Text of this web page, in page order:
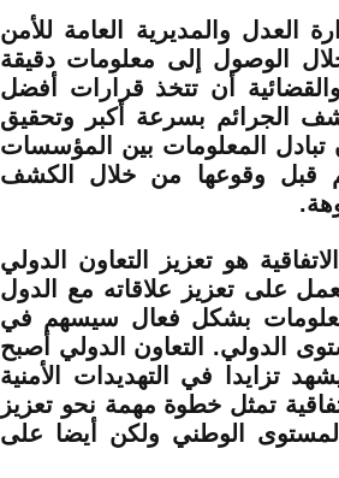
العدل والمديرية العامة للأمن
الوصول إلى معلومات دقيقة
أن تتخذ قرارات أفضل
الجرائم بسرعة أكبر وتحقيق
تبادل المعلومات بين المؤسسات
قبل وقوعها من خلال الكشف
هو تعزيز التعاون الدولي
على تعزيز علاقاته مع الدول
بشكل فعال سيسهم في
الدولي. التعاون الدولي أصبح
تزايدا في التهديدات الأمنية
تمثل خطوة مهمة نحو تعزيز
الوطني ولكن أيضا على